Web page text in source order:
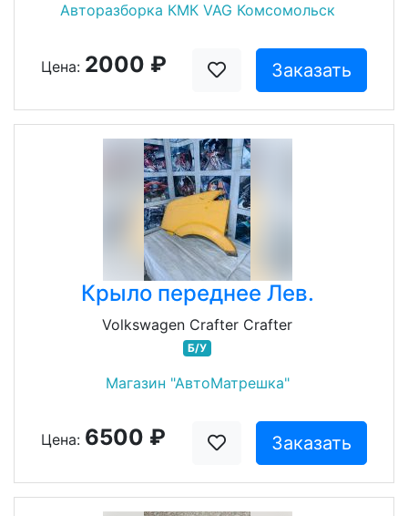
Авторазборка КМК VAG Комсомольск
Цена: 2000 ₽ Заказать
Крыло переднее Лев.
Volkswagen Crafter Crafter
Б/У
Магазин "АвтоМатрешка"
Цена: 6500 ₽ Заказать